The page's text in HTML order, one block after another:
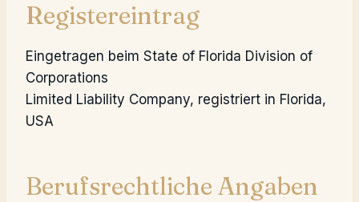
Registereintrag
Eingetragen beim State of Florida Division of
Corporations
Limited Liability Company, registriert in Florida,
USA
Berufsrechtliche Angaben